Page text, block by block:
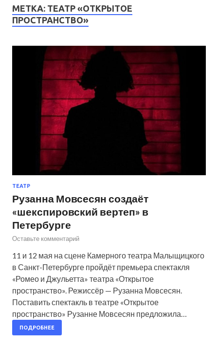
МЕТКА: ТЕАТР «ОТКРЫТОЕ
ПРОСТРАНСТВО»
ТЕАТР
Рузанна Мовсесян создаёт
«шекспировский вертеп» в
Петербурге
Оставьте комментарий
11 и 12 мая на сцене Камерного театра Малыщицкого
в Санкт-Петербурге пройдёт премьера спектакля
«Ромео и Джульетта» театра «Открытое
пространство». Режиссёр — Рузанна Мовсесян.
Поставить спектакль в театре «Открытое
пространство» Рузанне Мовсесян предложила…
ПОДРОБНЕЕ